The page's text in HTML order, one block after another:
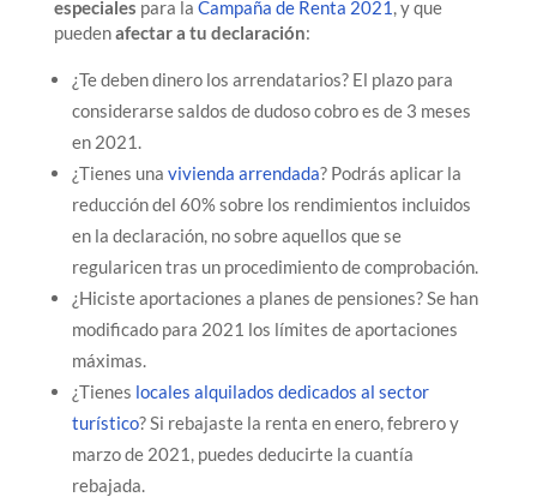
especiales para la Campaña de Renta 2021 , y que
puedenafectar a tu declaración:
¿Te deben dinero los arrendatarios? El plazo para
considerarse saldos de dudoso cobro es de 3 meses
en 2021.
¿Tienes una vivienda arrendada? Podrás aplicar la
reducción del 60% sobre los rendimientos incluidos
en la declaración, no sobre aquellos que se
regularicen tras un procedimiento de comprobación.
¿Hiciste aportaciones a planes de pensiones? Se han
modificado para 2021 los límites de aportaciones
máximas.
¿Tienes locales alquilados dedicados al sector
turístico? Si rebajaste la renta en enero, febrero y
marzo de 2021, puedes deducirte la cuantía
rebajada.